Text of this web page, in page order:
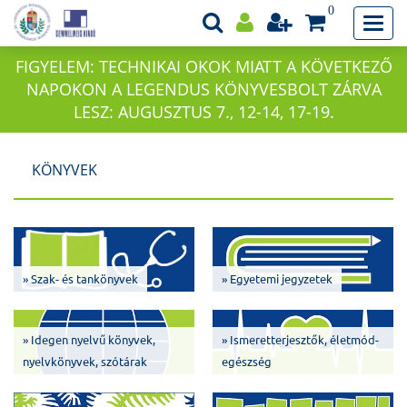
0
FIGYELEM: TECHNIKAI OKOK MIATT A KÖVETKEZŐ
NAPOKON A LEGENDUS KÖNYVESBOLT ZÁRVA
LESZ: AUGUSZTUS 7., 12-14, 17-19.
KÖNYVEK
» Szak- és tankönyvek » Egyetemi jegyzetek
» Idegen nyelvű könyvek,
nyelvkönyvek, szótárak
» Ismeretterjesztők, életmód-
egészség